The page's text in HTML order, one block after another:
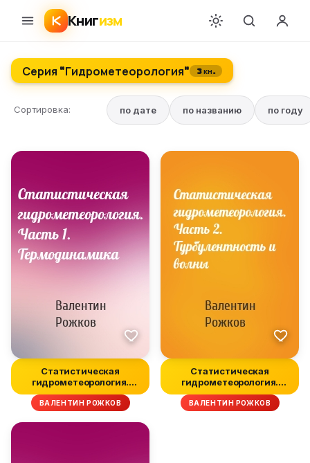
Книгизм
Серия "Гидрометеорология" 3 кн.
Сортировка: по дате по названию по году
Статистическая
гидрометеорология.
Часть 1. Термоди...
ВАЛЕНТИН РОЖКОВ
Статистическая
гидрометеорология.
Часть 2. Турбуле...
ВАЛЕНТИН РОЖКОВ